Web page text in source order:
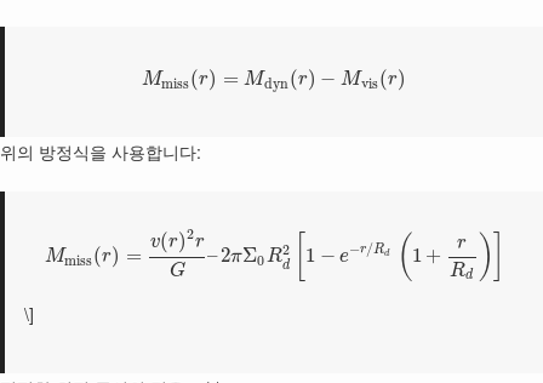
Mmiss(r) = Mdyn(r) − Mvis(r)
위의 방정식을 사용합니다:
Mmiss(r) =
v(r)2r
G
–2πΣ0R2
d 1 − e−r/Rd ( 1 +
r
Rd )
\]